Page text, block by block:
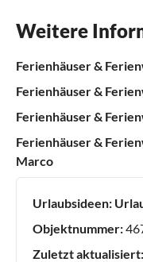
Weitere
Ferienhäuser &
Ferienhäuser &
Ferienhäuser &
Ferienhäuser &
Marco
Urlaubsideen:
Objektnummer:
Zuletzt aktualisiert: